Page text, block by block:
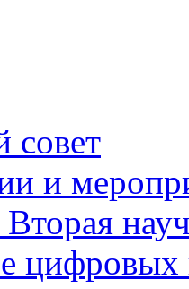
совет
и
цифровых